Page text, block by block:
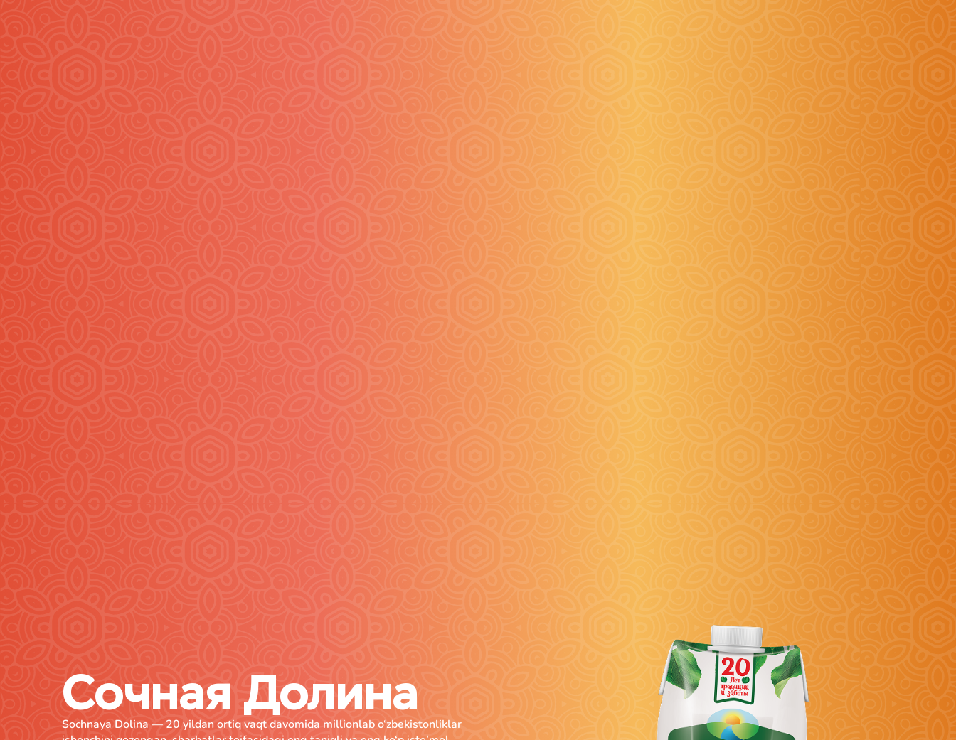
Сочная Долина
Sochnaya Dolina — 20 yildan ortiq vaqt davomida millionlab o‘zbekistonliklar